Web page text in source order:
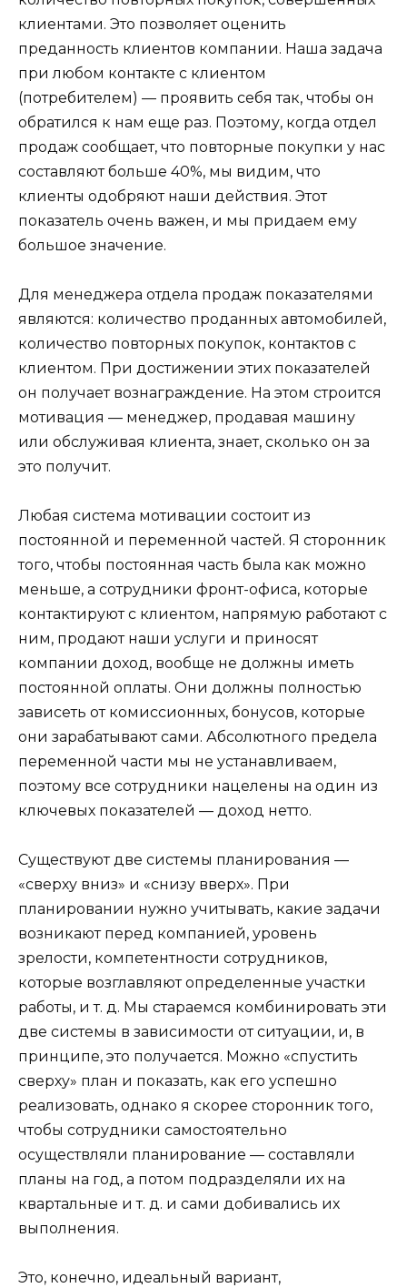
клиентами. Это позволяет оценить
преданность клиентов компании. Наша задача
при любом контакте с клиентом
(потребителем) — проявить себя так, чтобы он
обратился к нам еще раз. Поэтому, когда отдел
продаж сообщает, что повторные покупки у нас
составляют больше 40%, мы видим, что
клиенты одобряют наши действия. Этот
показатель очень важен, и мы придаем ему
большое значение.
Для менеджера отдела продаж показателями
являются: количество проданных автомобилей,
количество повторных покупок, контактов с
клиентом. При достижении этих показателей
он получает вознаграждение. На этом строится
мотивация — менеджер, продавая машину
или обслуживая клиента, знает, сколько он за
это получит.
Любая система мотивации состоит из
постоянной и переменной частей. Я сторонник
того, чтобы постоянная часть была как можно
меньше, а сотрудники фронт-офиса, которые
контактируют с клиентом, напрямую работают с
ним, продают наши услуги и приносят
компании доход, вообще не должны иметь
постоянной оплаты. Они должны полностью
зависеть от комиссионных, бонусов, которые
они зарабатывают сами. Абсолютного предела
переменной части мы не устанавливаем,
поэтому все сотрудники нацелены на один из
ключевых показателей — доход нетто.
Существуют две системы планирования —
«сверху вниз» и «снизу вверх». При
планировании нужно учитывать, какие задачи
возникают перед компанией, уровень
зрелости, компетентности сотрудников,
которые возглавляют определенные участки
работы, и т. д. Мы стараемся комбинировать эти
две системы в зависимости от ситуации, и, в
принципе, это получается. Можно «спустить
сверху» план и показать, как его успешно
реализовать, однако я скорее сторонник того,
чтобы сотрудники самостоятельно
осуществляли планирование — составляли
планы на год, а потом подразделяли их на
квартальные и т. д. и сами добивались их
выполнения.
Это, конечно, идеальный вариант,